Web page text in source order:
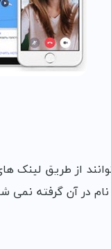
از طریق لینک